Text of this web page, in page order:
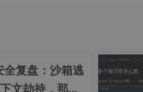
复盘：沙箱逃
文劫持，那些